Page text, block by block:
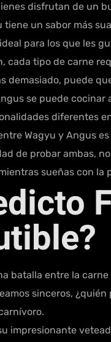
disfrutan de un
tiene un sabor más
para los que les
cada tipo de carne
demasiado, puede
se puede
diferentes
Wagyu y Angus
de probar ambas,
sueñas con la
batalla entre la
sinceros,
impresionante